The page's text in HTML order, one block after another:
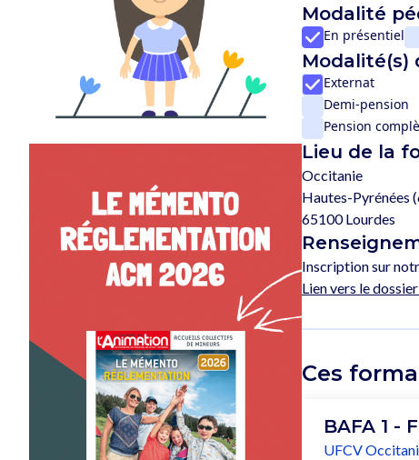
Modalité
En présentiel
Modalité(s)
Externat
Demi-pension
Pension
Lieu de la
Occitanie
Hautes-Pyrénées
65100 Lourdes
Inscription sur
Lien vers le
Ces
BAFA 1 -
UFCV